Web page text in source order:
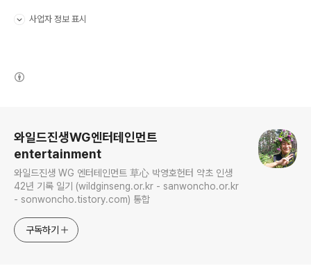
사업자 정보 표시
와일드진생WG엔터테인먼트
entertainment
와일드진생 WG 엔터테인먼트 草心 박영호헌터 약초 인생
42년 기록 일기 (wildginseng.or.kr - sanwoncho.or.kr
- sonwoncho.tistory.com) 통합
구독하기